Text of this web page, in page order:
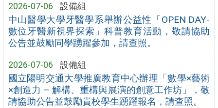
2026-07-06 設備組
中山醫學大學牙醫學系舉辦公益性「OPEN DAY-
數位牙醫新視界探索」科普教育活動，敬請協助
公告並鼓勵同學踴躍參加，請查照。
2026-07-06 設備組
國立陽明交通大學推廣教育中心辦理「數學×藝術
×創造力 – 解構、重構與展演的創意工作坊」，敬
請協助公告並鼓勵貴校學生踴躍報名，請查照。